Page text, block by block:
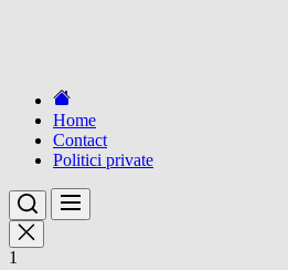
Home
Contact
Politici private
1